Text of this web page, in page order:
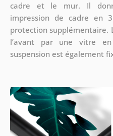
cadre et le mur. Il
impression de cadre en
protection supplémentaire.
l’avant par une vitre
suspension est également